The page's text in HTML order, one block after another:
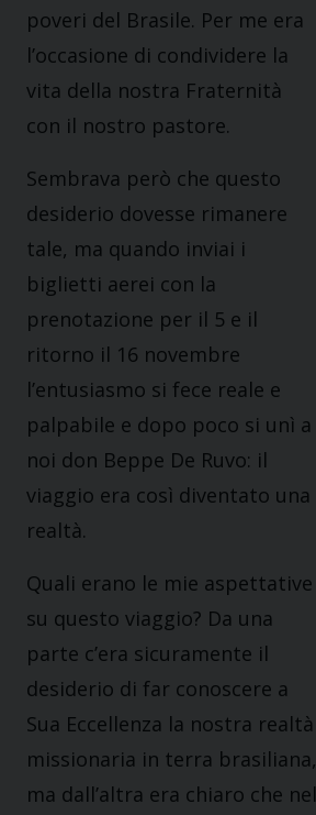
poveri del Brasile. Per me era
l’occasione di condividere la
vita della nostra Fraternità
con il nostro pastore.
Sembrava però che questo
desiderio dovesse rimanere
tale, ma quando inviai i
biglietti aerei con la
prenotazione per il 5 e il
ritorno il 16 novembre
l’entusiasmo si fece reale e
palpabile e dopo poco si unì a
noi don Beppe De Ruvo: il
viaggio era così diventato una
realtà.
Quali erano le mie aspettative
su questo viaggio? Da una
parte c’era sicuramente il
desiderio di far conoscere a
Sua Eccellenza la nostra realtà
missionaria in terra brasiliana,
ma dall’altra era chiaro che nel